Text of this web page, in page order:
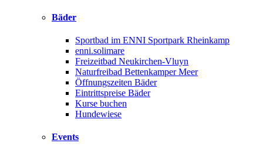
Bäder
Sportbad im ENNI Sportpark Rheinkamp
enni.solimare
Freizeitbad Neukirchen-Vluyn
Naturfreibad Bettenkamper Meer
Öffnungszeiten Bäder
Eintrittspreise Bäder
Kurse buchen
Hundewiese
Events